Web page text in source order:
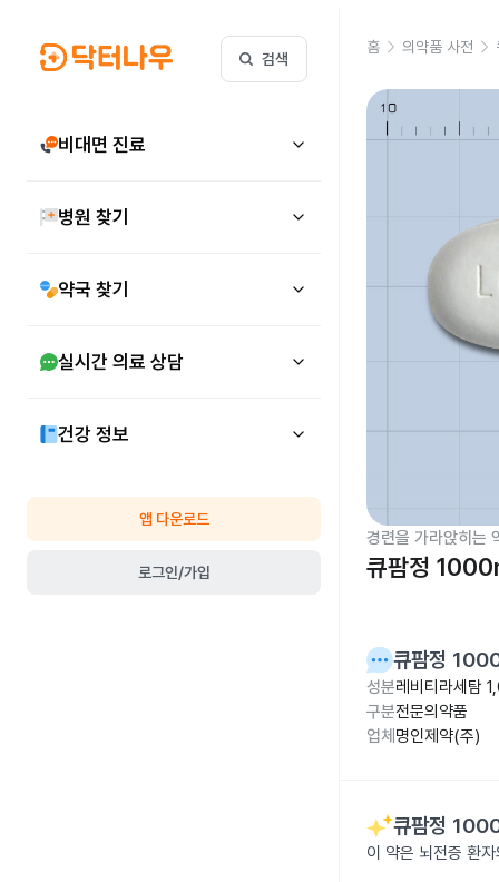
검색
비대면 진료
병원 찾기
약국 찾기
실시간 의료 상담
건강 정보
앱 다운로드
로그인/가입
홈 의약품 사전
경련을 가라앉히는
큐팜정
큐팜정
성분레비티라세탐
구분전문의약품
업체 명인제약(주)
큐팜정
이 약은 뇌전증 환